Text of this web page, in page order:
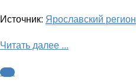
Источник: Ярославский регион
Читать далее ...
ФНЛ